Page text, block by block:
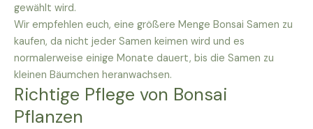
gewählt wird.
Wir empfehlen euch, eine größere Menge Bonsai Samen zu
kaufen, da nicht jeder Samen keimen wird und es
normalerweise einige Monate dauert, bis die Samen zu
kleinen Bäumchen heranwachsen.
Richtige Pflege von Bonsai
Pflanzen